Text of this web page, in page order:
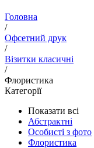
Головна
/
Офсетний друк
/
Візитки класичні
/
Флористика
Категорії
Показати всі
Абстрактні
Особисті з фото
Флористика